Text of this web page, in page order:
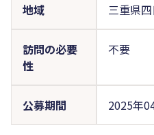
地域 三重県
訪問の必要
性
不要
公募期間 2025年